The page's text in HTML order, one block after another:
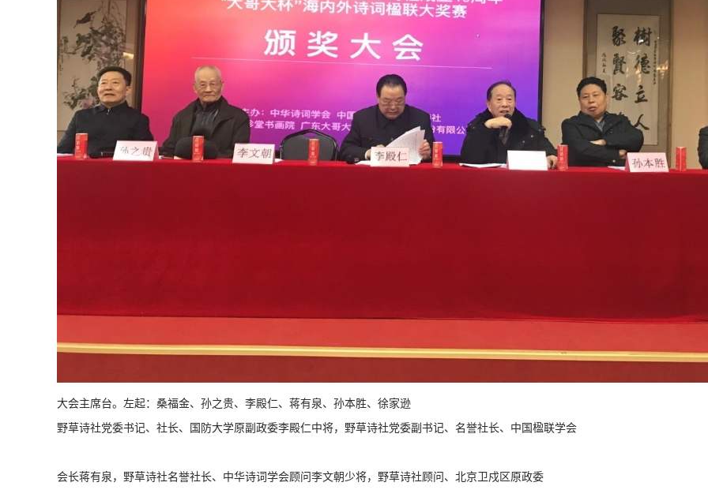
大会主席台。左起：桑福金、孙之贵、李殿仁、蒋有泉、孙本胜、徐家逊
野草诗社党委书记、社长、国防大学原副政委李殿仁中将，野草诗社党委副书记、名誉社长、中国楹联学会
会长蒋有泉，野草诗社名誉社长、中华诗词学会顾问李文朝少将，野草诗社顾问、北京卫戍区原政委